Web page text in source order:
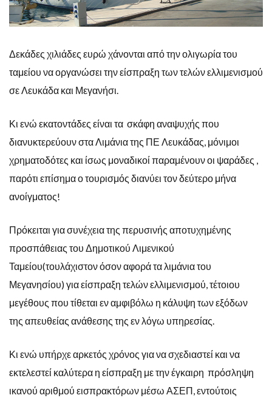
Δεκάδες χιλιάδες ευρώ χάνονται από την ολιγωρία του
ταμείου να οργανώσει την είσπραξη των τελών ελλιμενισμού
σε Λευκάδα και Μεγανήσι.
Κι ενώ εκατοντάδες είναι τα σκάφη αναψυχής που
διανυκτερεύουν στα Λιμάνια της ΠΕ Λευκάδας, μόνιμοι
χρηματοδότες και ίσως μοναδικοί παραμένουν οι ψαράδες ,
παρότι επίσημα ο τουρισμός διανύει τον δεύτερο μήνα
ανοίγματος!
Πρόκειται για συνέχεια της περυσινής αποτυχημένης
προσπάθειας του Δημοτικού Λιμενικού
Ταμείου(τουλάχιστον όσον αφορά τα λιμάνια του
Μεγανησίου) για είσπραξη τελών ελλιμενισμού, τέτοιου
μεγέθους που τίθεται εν αμφιβόλω η κάλυψη των εξόδων
της απευθείας ανάθεσης της εν λόγω υπηρεσίας.
Κι ενώ υπήρχε αρκετός χρόνος για να σχεδιαστεί και να
εκτελεστεί καλύτερα η είσπραξη με την έγκαιρη πρόσληψη
ικανού αριθμού εισπρακτόρων μέσω ΑΣΕΠ, εντούτοις